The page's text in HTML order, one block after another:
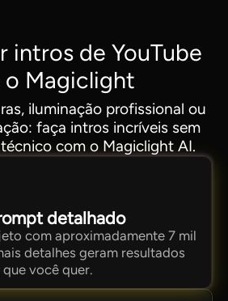
intros de YouTube
o Magiclight
iluminação profissional ou
faça intros incríveis sem
com o Magiclight AI.
detalhado
com aproximadamente 7 mil
detalhes geram resultados
você quer.